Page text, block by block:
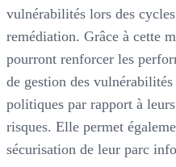
vulnérabilités lors des
remédiation. Grâce à cette
pourront renforcer les
de gestion des
politiques par rapport à
risques. Elle permet
sécurisation de leur parc